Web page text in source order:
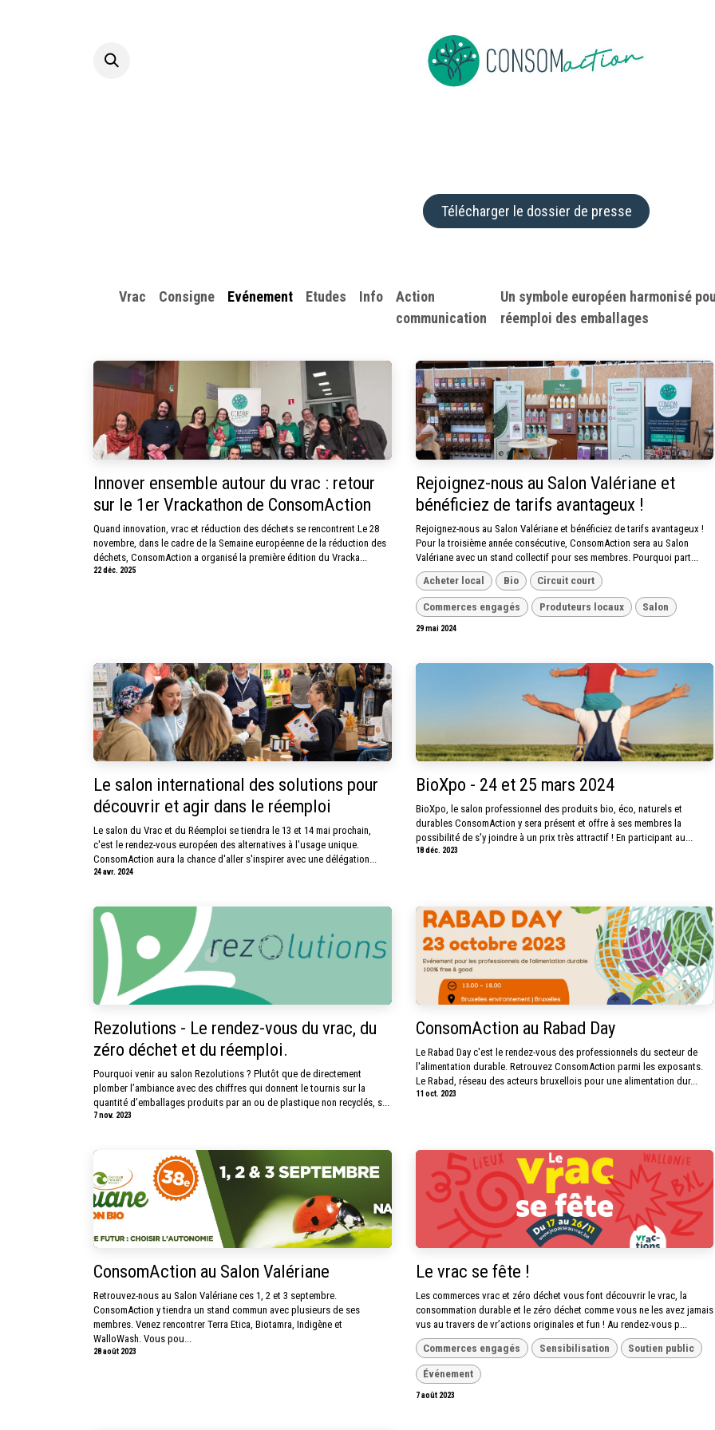
Télécharger le dossier de presse
Vrac Consigne ​Evénement Etudes Info
​Action
communication
Un symbole européen harmonisé
réemploi des emballages
Innover ensemble autour du vrac : retour
sur le 1er Vrackathon de ConsomAction
Quand innovation, vrac et réduction des déchets se rencontrent Le 28
novembre, dans le cadre de la Semaine européenne de la réduction des
déchets, ConsomAction a organisé la première édition du Vracka...
22 déc. 2025
Rejoignez-nous au Salon Valériane et
bénéficiez de tarifs avantageux !
Rejoignez-nous au Salon Valériane et bénéficiez de tarifs avantageux !
Pour la troisième année consécutive, ConsomAction sera au Salon
Valériane avec un stand collectif pour ses membres. Pourquoi part...
Acheter local Bio Circuit court
Commerces engagés Produteurs locaux Salon
29 mai 2024
Le salon international des solutions pour
découvrir et agir dans le réemploi
Le salon du Vrac et du Réemploi se tiendra le 13 et 14 mai prochain,
c'est le rendez-vous européen des alternatives à l'usage unique.
ConsomAction aura la chance d'aller s'inspirer avec une délégation...
24 avr. 2024
BioXpo - 24 et 25 mars 2024
BioXpo, le salon professionnel des produits bio, éco, naturels et
durables ConsomAction y sera présent et offre à ses membres la
possibilité de s'y joindre à un prix très attractif ! En participant au...
18 déc. 2023
Rezolutions - Le rendez-vous du vrac, du
zéro déchet et du réemploi.
Pourquoi venir au salon Rezolutions ? Plutôt que de directement
plomber l’ambiance avec des chiffres qui donnent le tournis sur la
quantité d’emballages produits par an ou de plastique non recyclés, s...
7 nov. 2023
ConsomAction au Rabad Day
Le Rabad Day c'est le rendez-vous des professionnels du secteur de
l'alimentation durable. Retrouvez ConsomAction parmi les exposants.
Le Rabad, réseau des acteurs bruxellois pour une alimentation dur...
11 oct. 2023
ConsomAction au Salon Valériane
Retrouvez-nous au Salon Valériane ces 1, 2 et 3 septembre.
ConsomAction y tiendra un stand commun avec plusieurs de ses
membres. Venez rencontrer Terra Etica, Biotamra, Indigène et
WalloWash. Vous pou...
28 août 2023
Le vrac se fête !
Les commerces vrac et zéro déchet vous font découvrir le vrac, la
consommation durable et le zéro déchet comme vous ne les avez jamais
vus au travers de vr’actions originales et fun ! Au rendez-vous p...
Commerces engagés Sensibilisation Soutien public
Événement
7 août 2023